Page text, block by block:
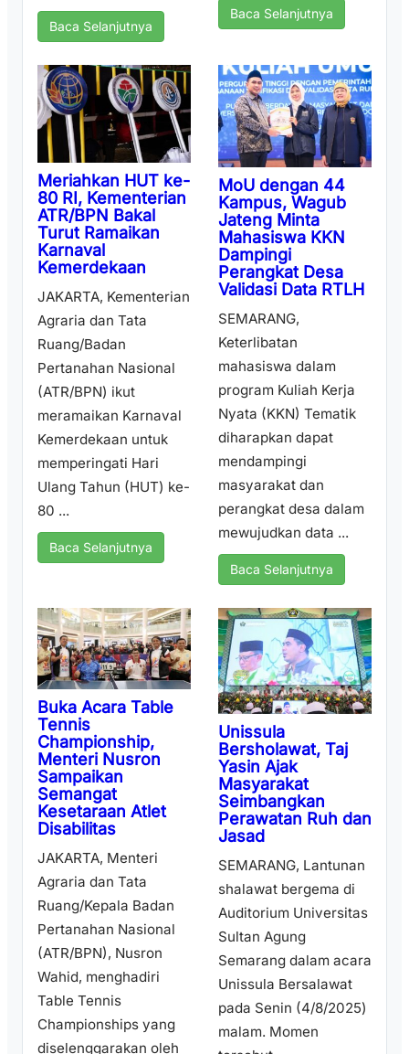
Baca Selanjutnya
Baca Selanjutnya
Meriahkan HUT ke-
80 RI, Kementerian
ATR/BPN Bakal
Turut Ramaikan
Karnaval
Kemerdekaan
JAKARTA, Kementerian
Agraria dan Tata
Ruang/Badan
Pertanahan Nasional
(ATR/BPN) ikut
meramaikan Karnaval
Kemerdekaan untuk
memperingati Hari
Ulang Tahun (HUT) ke-
80 ...
Baca Selanjutnya
MoU dengan 44
Kampus, Wagub
Jateng Minta
Mahasiswa KKN
Dampingi
Perangkat Desa
Validasi Data RTLH
SEMARANG,
Keterlibatan
mahasiswa dalam
program Kuliah Kerja
Nyata (KKN) Tematik
diharapkan dapat
mendampingi
masyarakat dan
perangkat desa dalam
mewujudkan data ...
Baca Selanjutnya
Buka Acara Table
Tennis
Championship,
Menteri Nusron
Sampaikan
Semangat
Kesetaraan Atlet
Disabilitas
JAKARTA, Menteri
Agraria dan Tata
Ruang/Kepala Badan
Pertanahan Nasional
(ATR/BPN), Nusron
Wahid, menghadiri
Table Tennis
Championships yang
diselenggarakan oleh
Unissula
Bersholawat, Taj
Yasin Ajak
Masyarakat
Seimbangkan
Perawatan Ruh dan
Jasad
SEMARANG, Lantunan
shalawat bergema di
Auditorium Universitas
Sultan Agung
Semarang dalam acara
Unissula Bersalawat
pada Senin (4/8/2025)
malam. Momen